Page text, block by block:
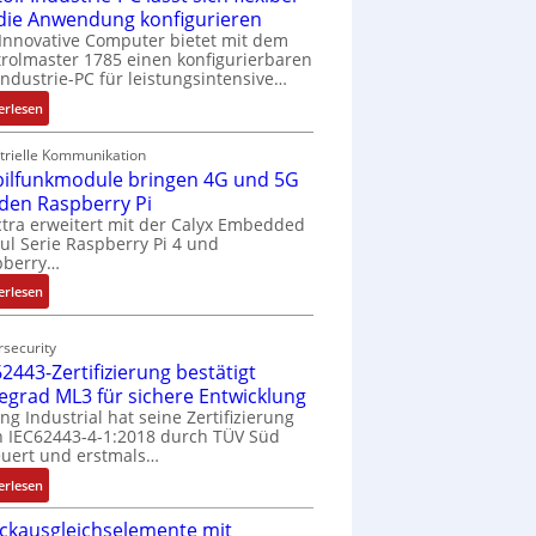
Anwendung konfigurieren
Computer bietet mit dem
1785 einen konfigurierbaren
PC für leistungsintensive…
:
1
9
-
Z
o
l
l
-
I
d
u
s
t
r
i
e
Kommunikation
bringen 4G und 5G
Raspberry Pi
erweitert mit der Calyx Embedded
Serie Raspberry Pi 4 und
:
M
b
i
l
f
u
n
k
Zertifizierung bestätigt
ML3 für sichere Entwicklung
Industrial hat seine Zertifizierung
IEC62443-4-1:2018 durch TÜV Süd
und erstmals…
:
I
E
mit